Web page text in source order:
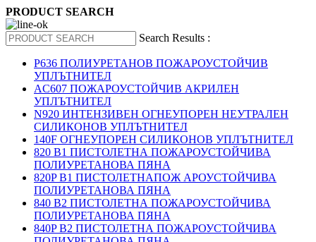
PRODUCT SEARCH
Search Results :
P636 ПОЛИУРЕТАНОВ ПОЖАРОУСТОЙЧИВ
УПЛЪТНИТЕЛ
AC607 ПОЖАРОУСТОЙЧИВ АКРИЛЕН
УПЛЪТНИТЕЛ
N920 ИНТЕНЗИВЕН ОГНЕУПОРЕН НЕУТРАЛЕН
СИЛИКОНОВ УПЛЪТНИТЕЛ
140F ОГНЕУПОРЕН СИЛИКОНОВ УПЛЪТНИТЕЛ
820 B1 ПИСТОЛЕТНА ПОЖАРОУСТОЙЧИВА
ПОЛИУРЕТАНОВА ПЯНА
820P B1 ПИСТОЛЕТНАПОЖ АРОУСТОЙЧИВА
ПОЛИУРЕТАНОВА ПЯНА
840 B2 ПИСТОЛЕТНА ПОЖАРОУСТОЙЧИВА
ПОЛИУРЕТАНОВА ПЯНА
840P B2 ПИСТОЛЕТНА ПОЖАРОУСТОЙЧИВА